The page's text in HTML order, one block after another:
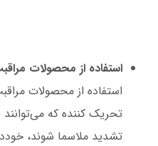
استفاده از محصولات
استفاده از محصولات
تحریک کننده که
تشدید ملاسما شوند،